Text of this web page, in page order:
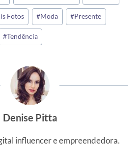
Fotos #Moda #Presente
#Tendência
Denise Pitta
influencer e empreendedora.